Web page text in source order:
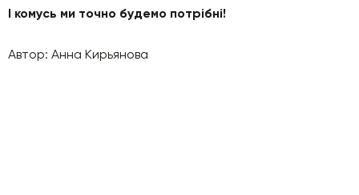
І комусь ми точно будемо потрібні!
Автор: Анна Кирьянова